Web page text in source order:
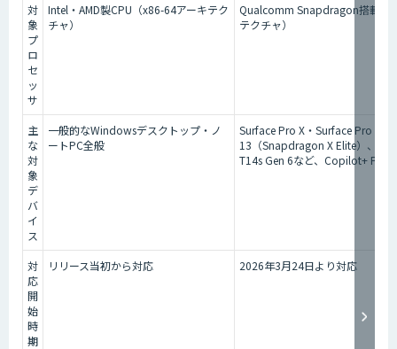
対
象
プ
ロ
セ
ッ
サ
Intel・AMD製CPU（x86-64アーキテク
チャ）
Qualcomm Snapdragon搭載
テクチャ）
主
な
対
象
デ
バ
イ
ス
一般的なWindowsデスクトップ・ノ
ートPC全般
Surface Pro X・Surface Pro 11
13（Snapdragon X Elite）、
T14s Gen 6など、Copilot+ PC
対
応
開
始
時
期
リリース当初から対応 2026年3月24日より対応